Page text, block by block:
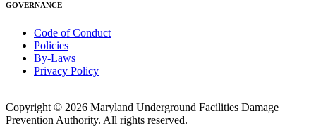
GOVERNANCE
Code of Conduct
Policies
By-Laws
Privacy Policy
Copyright © 2026 Maryland Underground Facilities Damage
Prevention Authority. All rights reserved.